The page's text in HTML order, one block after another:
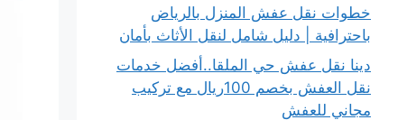
خطوات نقل عفش المنزل بالرياض
باحترافية | دليل شامل لنقل الأثاث بأمان
دينا نقل عفش حي الملقا..أفضل خدمات
نقل العفش بخصم 100ريال مع تركيب
مجاني للعفش